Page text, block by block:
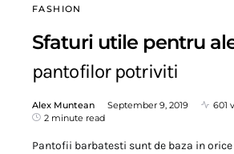
FASHION
Sfaturi utile pentru
pantofilor potriviti
Alex Muntean September 9, 2019
601
2 minute read
Pantofii barbatesti sunt de baza in